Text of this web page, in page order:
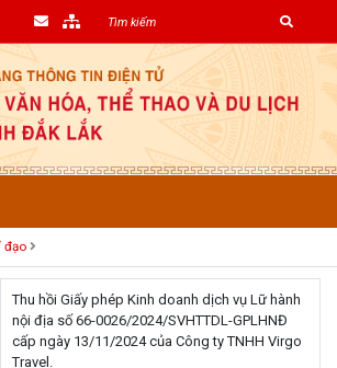
đạo
Thu hồi Giấy phép Kinh doanh dịch vụ Lữ hành
nội địa số 66-0026/2024/SVHTTDL-GPLHNĐ
cấp ngày 13/11/2024 của Công ty TNHH Virgo
Travel.